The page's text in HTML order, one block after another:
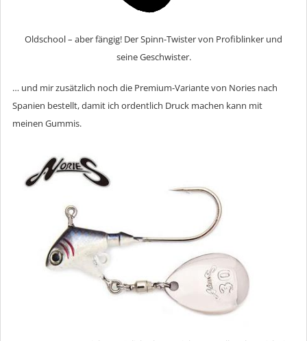
Oldschool – aber fängig! Der Spinn-Twister von Profiblinker und
seine Geschwister.
… und mir zusätzlich noch die Premium-Variante von Nories nach
Spanien bestellt, damit ich ordentlich Druck machen kann mit
meinen Gummis.